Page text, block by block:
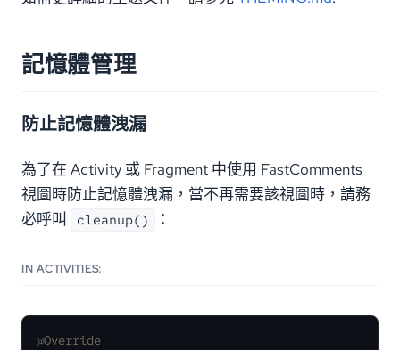
記憶體管理
防止記憶體洩漏
為了在 Activity 或 Fragment 中使用 FastComments
視圖時防止記憶體洩漏，當不再需要該視圖時，請務
必呼叫
cleanup() ：
IN ACTIVITIES:
@Override